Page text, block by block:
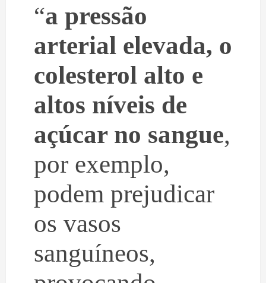
“a pressão
arterial elevada, o
colesterol alto e
altos níveis de
açúcar no sangue,
por exemplo,
podem prejudicar
os vasos
sanguíneos,